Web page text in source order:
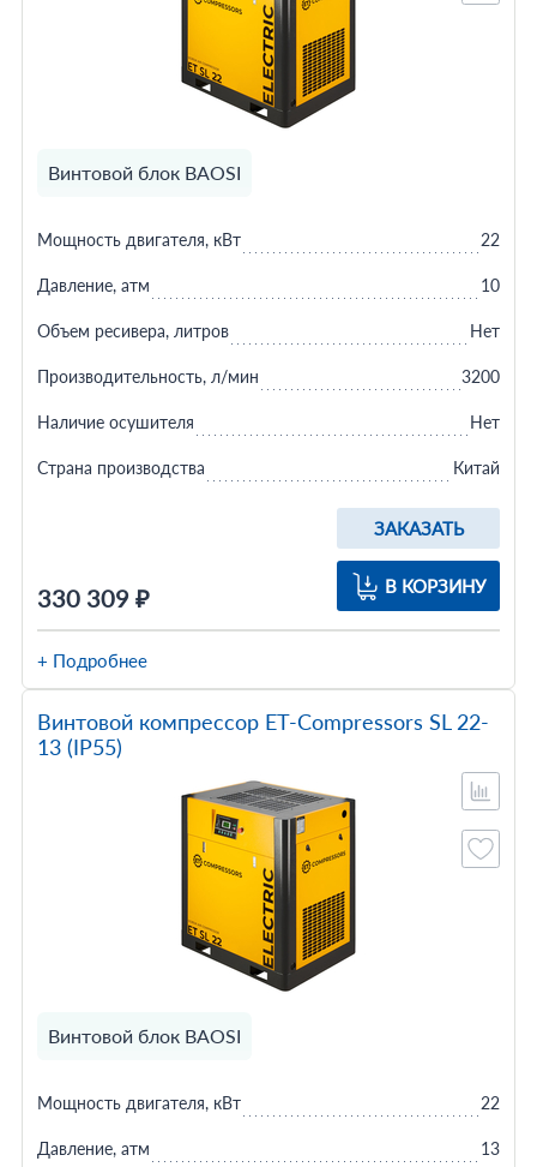
Винтовой блок BAOSI
330 309 ₽
ЗАКАЗАТЬ
В КОРЗИНУ
Мощность двигателя, кВт 22
Давление, атм 10
Объем ресивера, литров Нет
Производительность, л/мин 3200
Наличие осушителя Нет
Страна производства Китай
+ Подробнее
Винтовой компрессор ET-Compressors SL 22-
13 (IP55)
Винтовой блок BAOSI
Мощность двигателя, кВт 22
Давление, атм 13